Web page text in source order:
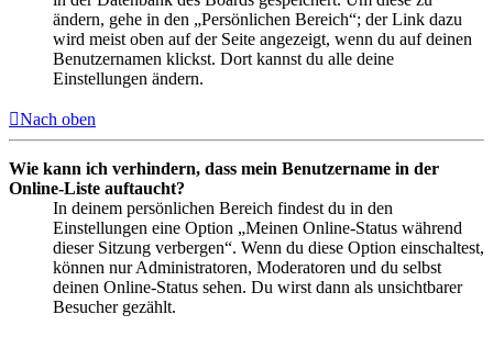
ändern, gehe in den „Persönlichen Bereich“; der Link dazu
wird meist oben auf der Seite angezeigt, wenn du auf deinen
Benutzernamen klickst. Dort kannst du alle deine
Einstellungen ändern.
Nach oben
Wie kann ich verhindern, dass mein Benutzername in der
Online-Liste auftaucht?
In deinem persönlichen Bereich findest du in den
Einstellungen eine Option „Meinen Online-Status während
dieser Sitzung verbergen“. Wenn du diese Option einschaltest,
können nur Administratoren, Moderatoren und du selbst
deinen Online-Status sehen. Du wirst dann als unsichtbarer
Besucher gezählt.